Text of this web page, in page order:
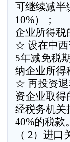
可继续减半
10%）；
企业所得税
☆ 设在中西
5年减免税
纳企业所得
☆ 再投资退
资企业取得
经税务机关
40%的税款。
（ 2）进口